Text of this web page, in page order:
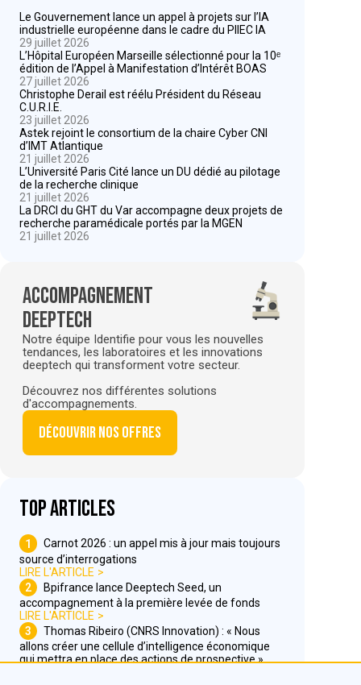
Le Gouvernement lance un appel à projets sur l’IA
industrielle européenne dans le cadre du PIIEC IA
29 juillet 2026
L’Hôpital Européen Marseille sélectionné pour la 10ᵉ
édition de l’Appel à Manifestation d’Intérêt BOAS
27 juillet 2026
Christophe Derail est réélu Président du Réseau
C.U.R.I.E.
23 juillet 2026
Astek rejoint le consortium de la chaire Cyber CNI
d’IMT Atlantique
21 juillet 2026
L’Université Paris Cité lance un DU dédié au pilotage
de la recherche clinique
21 juillet 2026
La DRCI du GHT du Var accompagne deux projets de
recherche paramédicale portés par la MGEN
21 juillet 2026
Accompagnement
deeptech
Notre équipe Identifie pour vous les nouvelles
tendances, les laboratoires et les innovations
deeptech qui transforment votre secteur.
Découvrez nos différentes solutions
d'accompagnements.
Découvrir nos offres
Top articles
1
Carnot 2026 : un appel mis à jour mais toujours
source d’interrogations
LIRE L'ARTICLE
2
Bpifrance lance Deeptech Seed, un
accompagnement à la première levée de fonds
LIRE L'ARTICLE
3
Thomas Ribeiro (CNRS Innovation) : « Nous
allons créer une cellule d’intelligence économique
qui mettra en place des actions de prospective »